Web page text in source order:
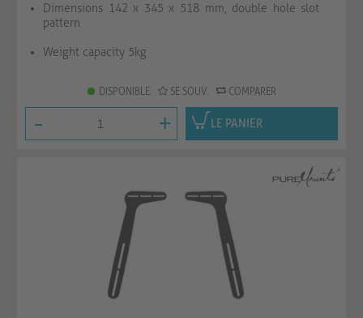
Dimensions 142 x 345 x 518 mm, double hole slot
pattern
Weight capacity 5kg
DISPONIBLE SE SOUV. COMPARER
- + LE PANIER